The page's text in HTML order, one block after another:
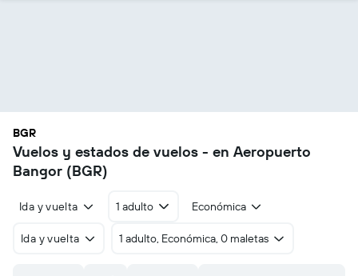
BGR
Vuelos y estados de vuelos - en Aeropuerto
Bangor (BGR)
Ida y vuelta 1 adulto Económica
Ida y vuelta 1 adulto, Económica, 0 maletas